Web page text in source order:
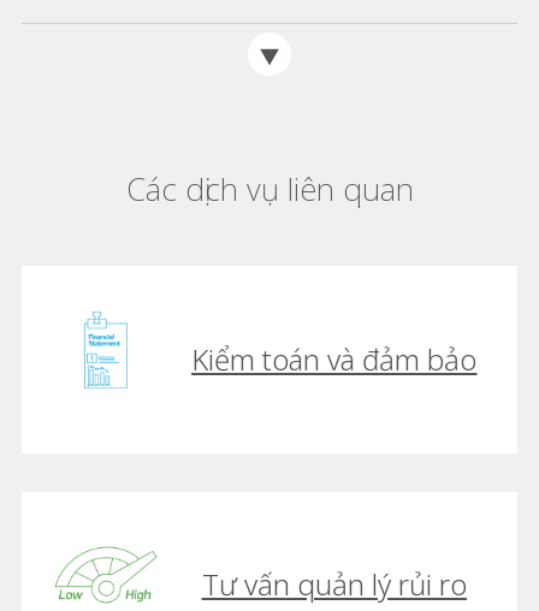
Các dịch vụ liên quan
Kiểm toán và đảm bảo
Tư vấn quản lý rủi ro